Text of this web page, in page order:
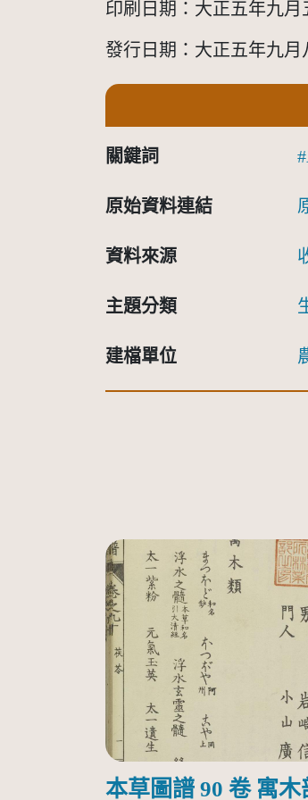
印刷日期：大正五年九月
發行日期：大正五年九月
關鍵詞
原始資料連結
資料來源
主題分類
建檔單位
本草圖譜 90 卷 寓木